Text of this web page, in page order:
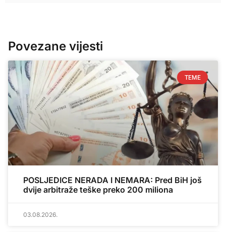
Povezane vijesti
TEME
POSLJEDICE NERADA I NEMARA: Pred BiH još
dvije arbitraže teške preko 200 miliona
03.08.2026.